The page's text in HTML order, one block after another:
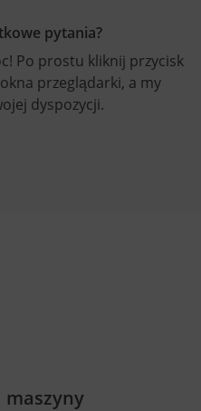
zrównoważony rozwój,
wydłuża żywotność
pytania?
Po prostu kliknij przycisk
przeglądarki, a my
dyspozycji.
maszyny